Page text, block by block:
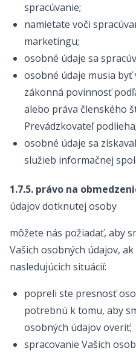
spracúvanie;
namietate voči
marketingu;
osobné údaje sa
osobné údaje musia byť
zákonná povinnosť
alebo práva členského
Prevádzkovateľ podlieha;
osobné údaje sa
služieb informačnej
1.7.5. právo na
údajov dotknutej osoby
môžete nás požiadať, aby
Vašich osobných údajov,
nasledujúcich situácií:
popreli ste presnosť
potrebnú k tomu, aby
osobných údajov overiť;
spracovanie Vašich